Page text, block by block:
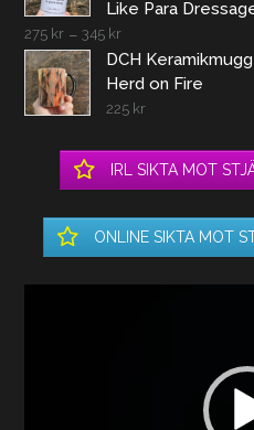
Like Para
275 kr – 345 kr
DCH
Herd on Fire
225 kr
IRL SIKTA MOT
ONLINE SIKTA MOT